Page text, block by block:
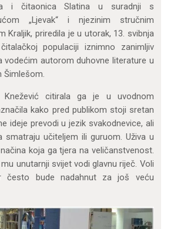
i čitaonica Slatina u suradnji s
„Ljevak“ i njezinim stručnim
Kraljik, priredila je u utorak, 13. svibnja
populaciji iznimno zanimljiv
vodećim autorom duhovne literature u
Šimlešom.
Knežević citirala ga je u uvodnom
kako pred publikom stoji sretan
ideje prevodi u jezik svakodnevice, ali
smatraju učiteljem ili guruom. Uživa u
koja ga tjera na veličanstvenost.
unutarnji svijet vodi glavnu riječ. Voli
često bude nadahnut za još veću